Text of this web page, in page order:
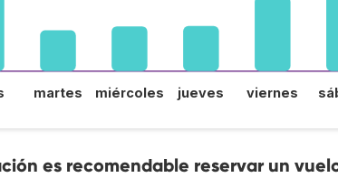
martes miércoles jueves viernes
es recomendable reservar un